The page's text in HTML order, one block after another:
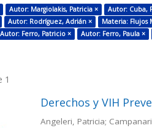
Autor: Margiolakis, Patricia × Autor: Cuba,
Autor: Rodríguez, Adrián × Materia: Flujos
Autor: Ferro, Patricio × Autor: Ferro, Paula ×
1
Derechos y VIH
Angeleri, Patricia;